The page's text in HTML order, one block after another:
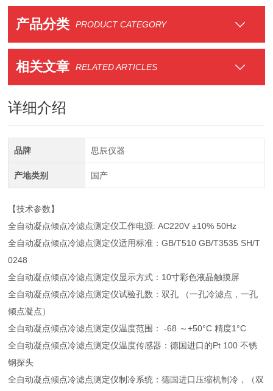
产品分类 PRODUCT CATEGORY
相关文章 RELATED ARTICLES
详细介绍
品牌 思辰仪器
产地类别 国产
【技术参数】
全自动凝点倾点冷滤点测定仪工作电源: AC220V ±10% 50Hz
全自动凝点倾点冷滤点测定仪适用标准：GB/T510 GB/T3535 SH/T
0248
全自动凝点倾点冷滤点测定仪显示方式：10寸彩色液晶触摸屏
全自动凝点倾点冷滤点测定仪试验孔数：双孔 （一孔冷滤点，一孔
倾点凝点）
全自动凝点倾点冷滤点测定仪温度范围： -68 ～+50°C 精度1°C
全自动凝点倾点冷滤点测定仪温度传感器：德国进口的Pt 100 不锈
钢探头
全自动凝点倾点冷滤点测定仪制冷系统：德国进口压缩机制冷，（双